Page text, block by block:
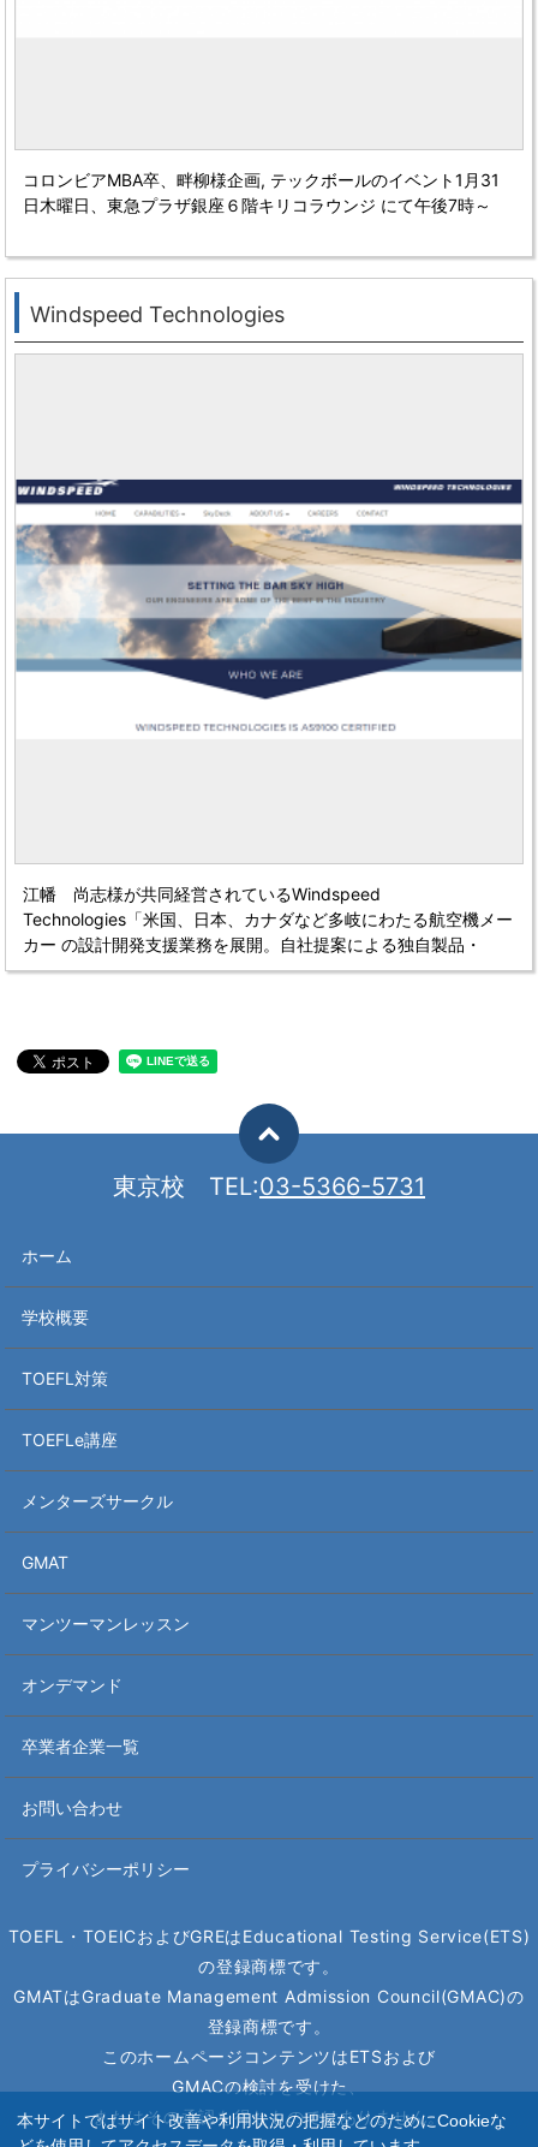
本サイトではサイト改善や利用状況の把握などのためにCookieな
コロンビアMBA卒、畔柳様企画, テックボールのイベント1月31
日木曜日、東急プラザ銀座６階キリコラウンジ にて午後7時～
Windspeed Technologies
江幡 尚志様が共同経営されているWindspeed
Technologies 「米国、日本、カナダなど多岐にわたる航空機メー
カー の設計開発支援業務を展開。 自社提案による独自製品・
SkyDeckはCNN、BBCほか 日仏伊のTVでも紹介」
東京校 TEL:03-5366-5731
ホーム
学校概要
TOEFL対策
TOEFLe講座
メンターズサークル
GMAT
マンツーマンレッスン
オンデマンド
卒業者企業一覧
お問い合わせ
プライバシーポリシー
TOEFL・TOEICおよびGREはEducational Testing Service(ETS)
の登録商標です。
GMATはGraduate Management Admission Council(GMAC)の
登録商標です。
このホームページコンテンツはETSおよび
GMACの検討を受けた、
またはその承認を得たものではありません。